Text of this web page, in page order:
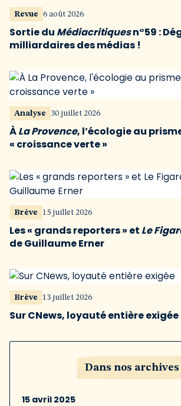
Revue 6 août 2026
Sortie du Médiacritiquesn°59 :
milliardaires des médias !
Analyse 30 juillet 2026
ÀLa Provence, l’écologie au
« croissance verte »
Brève 15 juillet 2026
Les « grands reporters » et Le
de Guillaume Erner
Brève 13 juillet 2026
Sur CNews, loyauté entière exigée
Dans nos archives
15 avril 2025